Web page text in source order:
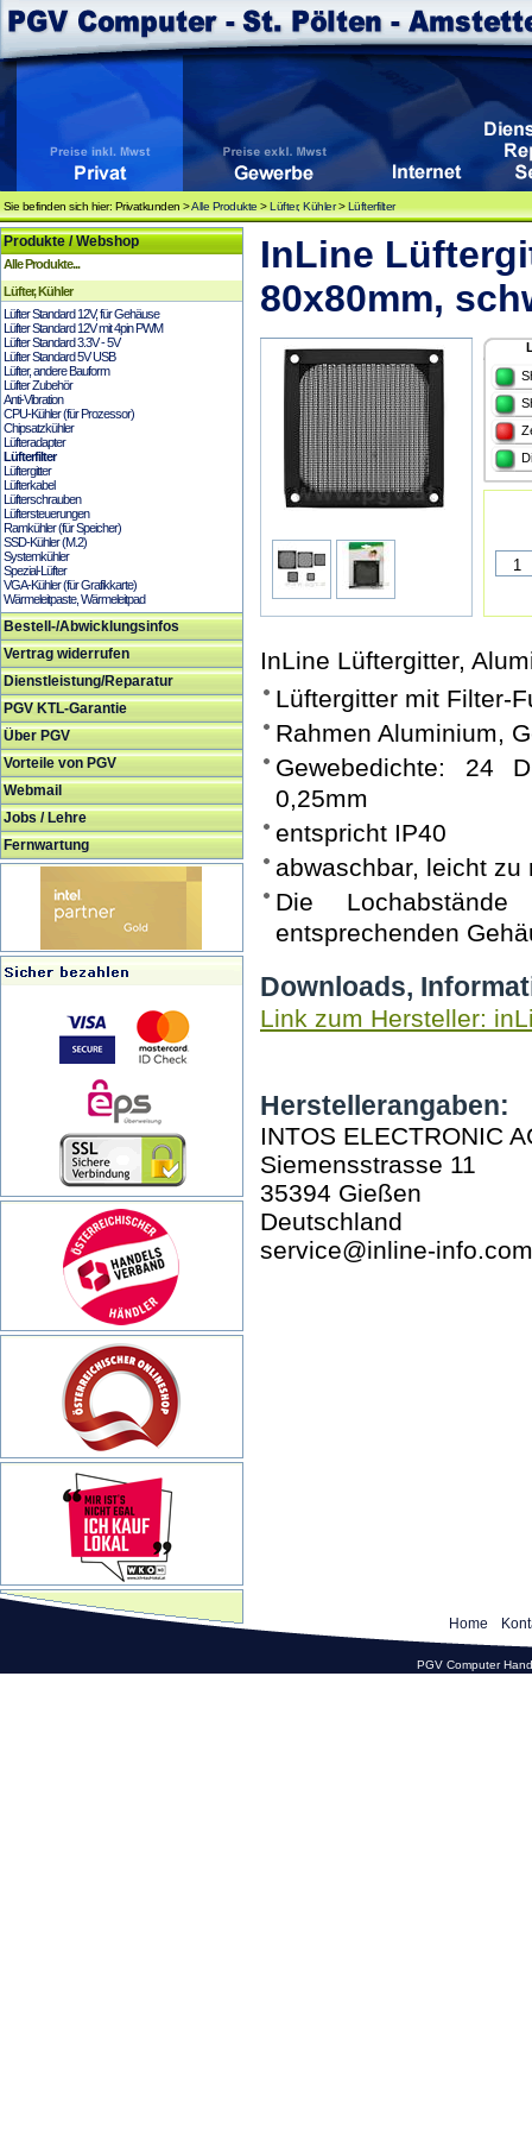
Sie befinden sich hier: Privatkunden >Alle Produkte >Lüfter, Kühler>Lüfterfilter
Produkte / Webshop
Alle Produkte...
Lüfter, Kühler
Lüfter Standard 12V, für Gehäuse
Lüfter Standard 12V mit 4pin PWM
Lüfter Standard 3.3V - 5V
Lüfter Standard 5V USB
Lüfter, andere Bauform
Lüfter Zubehör
Anti-Vibration
CPU-Kühler (für Prozessor)
Chipsatzkühler
Lüfteradapter
Lüfterfilter
Lüftergitter
Lüfterkabel
Lüfterschrauben
Lüftersteuerungen
Ramkühler (für Speicher)
SSD-Kühler (M.2)
Systemkühler
Spezial-Lüfter
VGA-Kühler (für Grafikkarte)
Wärmeleitpaste, Wärmeleitpad
Bestell-/Abwicklungsinfos
Vertrag widerrufen
Dienstleistung/Reparatur
PGV KTL-Garantie
Über PGV
Vorteile von PGV
Webmail
Jobs / Lehre
Fernwartung
InLine
80x80mm,
InLine Lüftergitter,
Lüftergitter mit Filter-
Rahmen Aluminium,
Gewebedichte: 24
0,25mm
entspricht IP40
abwaschbar, leicht zu
Die
entsprechenden
Downloads,
Link zum Hersteller:
Herstellerangaben:
INTOS ELECTRONIC
Siemensstrasse 11
35394 Gießen
Deutschland
service@inline-info.com
Home
PGV Computer